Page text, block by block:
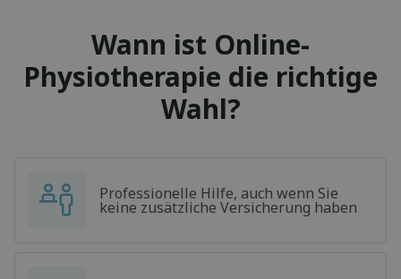
Wann ist Online-
Physiotherapie die richtige
Wahl?
Professionelle Hilfe, auch wenn Sie
keine zusätzliche Versicherung haben